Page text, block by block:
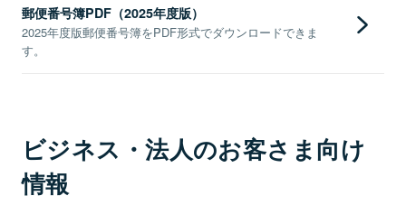
郵便番号簿PDF（2025年度版）
2025年度版郵便番号簿をPDF形式でダウンロードできま
す。
ビジネス・法人のお客さま向け
情報